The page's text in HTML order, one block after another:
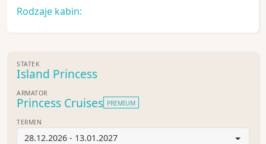
Rodzaje kabin:
STATEK
Island Princess
ARMATOR
Princess Cruises PREMIUM
TERMIN
28.12.2026 - 13.01.2027